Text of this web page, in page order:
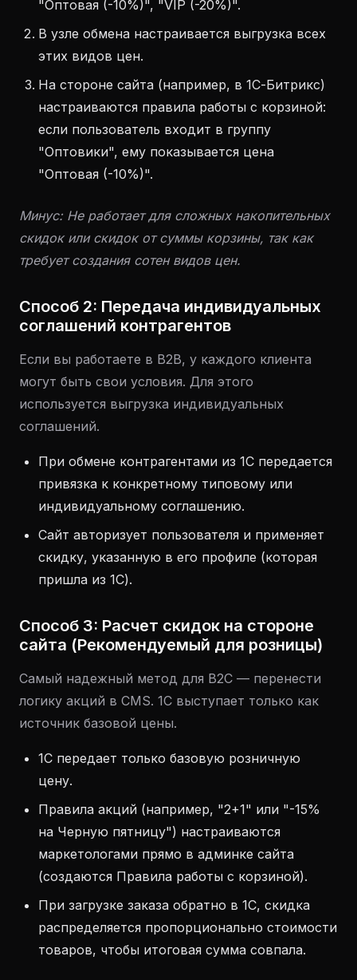
"Оптовая (-10%)", "VIP (-20%)".
В узле обмена настраивается выгрузка всех
этих видов цен.
На стороне сайта (например, в 1С-Битрикс)
настраиваются правила работы с корзиной:
если пользователь входит в группу
"Оптовики", ему показывается цена
"Оптовая (-10%)".
Минус: Не работает для сложных накопительных
скидок или скидок от суммы корзины, так как
требует создания сотен видов цен.
Способ 2: Передача индивидуальных
соглашений контрагентов
Если вы работаете в B2B, у каждого клиента
могут быть свои условия. Для этого
используется выгрузка индивидуальных
соглашений.
При обмене контрагентами из 1С передается
привязка к конкретному типовому или
индивидуальному соглашению.
Сайт авторизует пользователя и применяет
скидку, указанную в его профиле (которая
пришла из 1С).
Способ 3: Расчет скидок на стороне
сайта (Рекомендуемый для розницы)
Самый надежный метод для B2C — перенести
логику акций в CMS. 1С выступает только как
источник базовой цены.
1С передает только базовую розничную
цену.
Правила акций (например, "2+1" или "-15%
на Черную пятницу") настраиваются
маркетологами прямо в админке сайта
(создаются Правила работы с корзиной).
При загрузке заказа обратно в 1С, скидка
распределяется пропорционально стоимости
товаров, чтобы итоговая сумма совпала.